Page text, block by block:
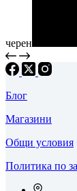
черен
Блог
Магазини
Общи условия
Политика по